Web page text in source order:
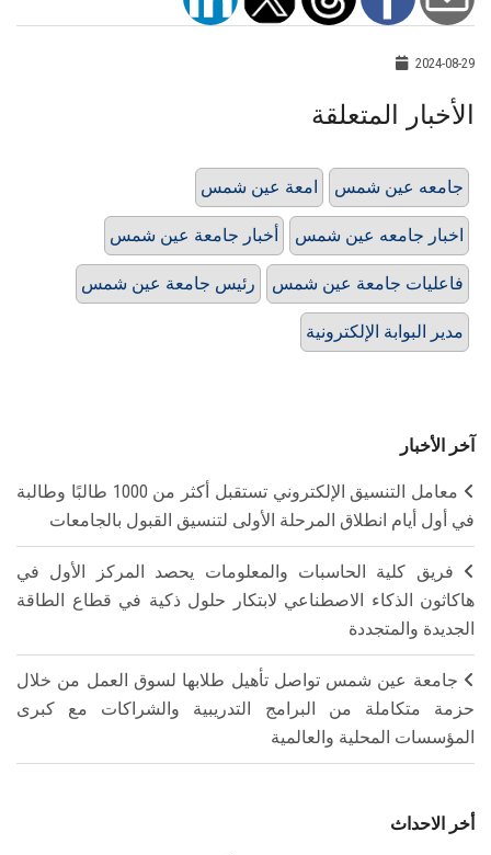
2024-08-29
الأخبار المتعلقة
امعة عين شمس جامعه عين شمس
أخبار جامعة عين شمس اخبار جامعه عين شمس
رئيس جامعة عين شمس فاعليات جامعة عين شمس
مدير البوابة الإلكترونية
آخر الأخبار
معامل التنسيق الإلكتروني تستقبل أكثر من 1000 طالبًا وطالبة
في أول أيام انطلاق المرحلة الأولى لتنسيق القبول بالجامعات
فريق كلية الحاسبات والمعلومات يحصد المركز الأول في
هاكاثون الذكاء الاصطناعي لابتكار حلول ذكية في قطاع الطاقة
الجديدة والمتجددة
جامعة عين شمس تواصل تأهيل طلابها لسوق العمل من خلال
حزمة متكاملة من البرامج التدريبية والشراكات مع كبرى
المؤسسات المحلية والعالمية
أخر الاحداث